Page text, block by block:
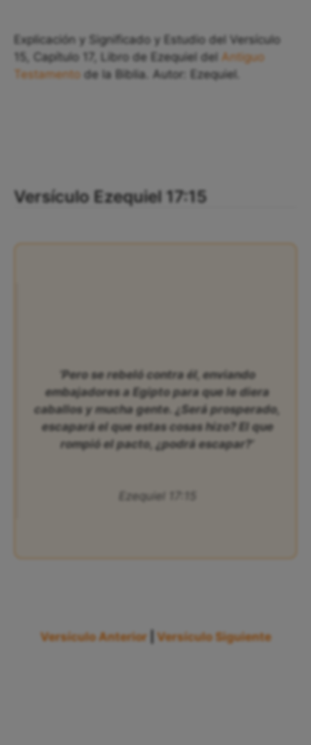
Explicación y Significado y Estudio del Versículo
15, Capítulo 17, Libro de Ezequiel del Antiguo
Testamento de la Biblia. Autor: Ezequiel.
Versículo Ezequiel 17:15
‘Pero se rebeló contra él, enviando
embajadores a Egipto para que le diera
caballos y mucha gente. ¿Será prosperado,
escapará el que estas cosas hizo? El que
rompió el pacto, ¿podrá escapar?’
Ezequiel 17:15
Versículo Anterior Versículo Siguiente